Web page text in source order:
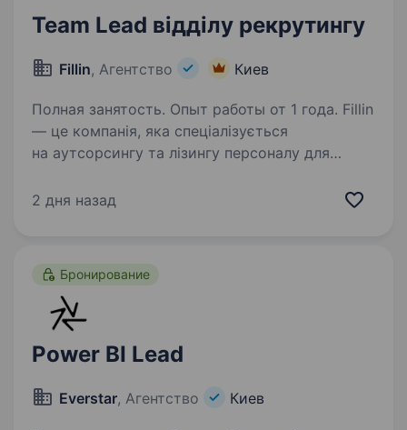
Team Lead відділу рекрутингу
Fillin, Агентство Киев
Полная занятость. Опыт работы от 1 года. Fillin
— це компанія, яка спеціалізується
на аутсорсингу та лізингу персоналу для
Ми маємо вже більше ніж 10 років досвіду
2 дня назад
Бронирование
Power BI Lead
Everstar, Агентство Киев